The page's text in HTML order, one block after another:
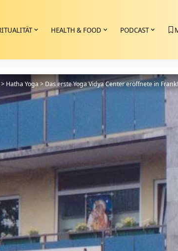
HEALTH & FOOD PODCAST
> Hatha Yoga>Das erste Yoga Vidya Center eröffnete in